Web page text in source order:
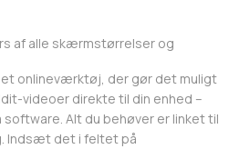
af alle skærmstørrelser og
onlineværktøj, der gør det muligt
videoer direkte til din enhed –
Alt du behøver er linket til
Indsæt det i feltet på